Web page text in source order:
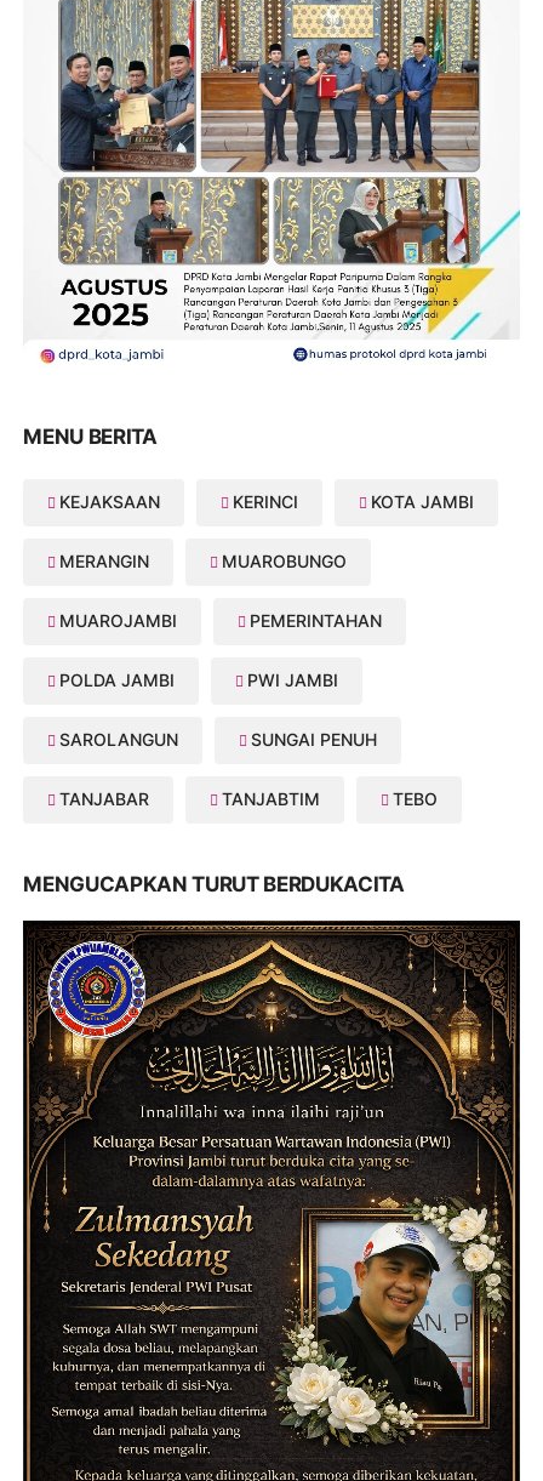
MENU BERITA
KEJAKSAAN KERINCI KOTA JAMBI
MERANGIN MUAROBUNGO
MUAROJAMBI PEMERINTAHAN
POLDA JAMBI PWI JAMBI
SAROLANGUN SUNGAI PENUH
TANJABAR TANJABTIM TEBO
MENGUCAPKAN TURUT BERDUKACITA